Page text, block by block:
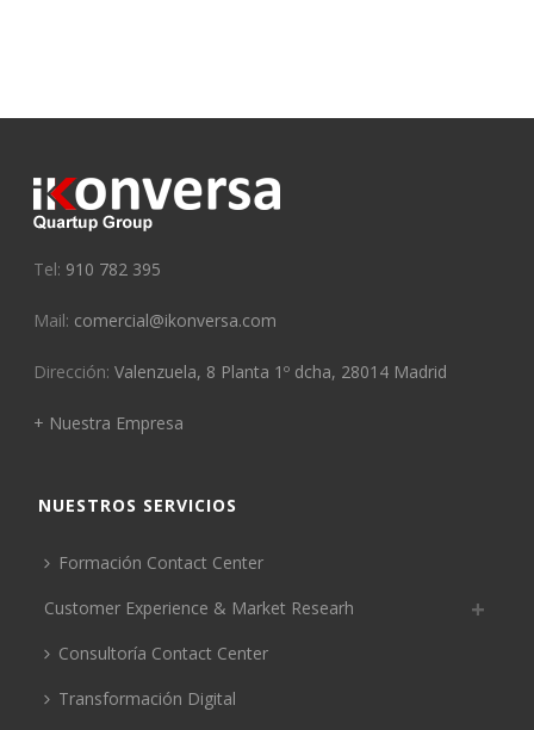
Tel: 910 782 395
Mail: comercial@ikonversa.com
Dirección:Valenzuela, 8 Planta 1º dcha, 28014 Madrid
+ Nuestra Empresa
NUESTROS SERVICIOS
Formación Contact Center
Customer Experience & Market Researh
Consultoría Contact Center
Transformación Digital